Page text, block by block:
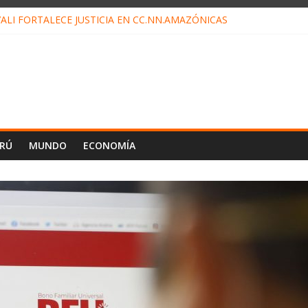
FORTALECE JUSTICIA EN CC.NN.AMAZÓNICAS
MUNDO ECONOMÍA